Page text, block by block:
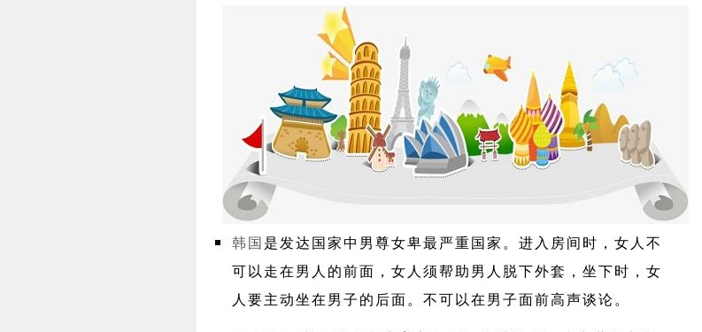
韩国是发达国家中男尊女卑最严重国家。进入房间时，女人不
可以走在男人的前面，女人须帮助男人脱下外套，坐下时，女
人要主动坐在男子的后面。不可以在男子面前高声谈论。